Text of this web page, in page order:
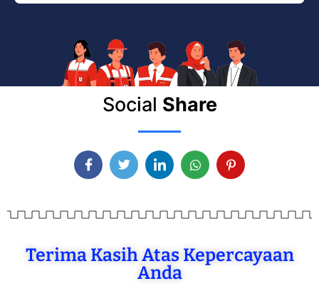
Social Share
Terima Kasih Atas Kepercayaan
Anda